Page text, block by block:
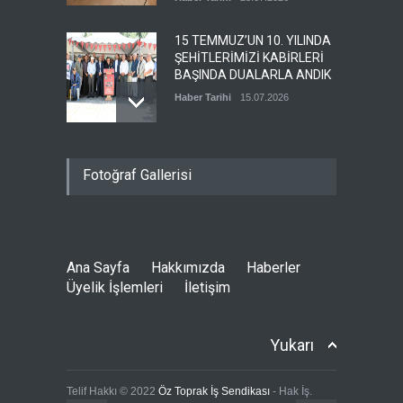
15 TEMMUZ’UN 10. YILINDA
ŞEHİTLERİMİZİ KABİRLERİ
BAŞINDA DUALARLA ANDIK
Haber Tarihi 15.07.2026
DEMOKRASİ VE MİLLÎ BİRLİK
GENEL DENETLEME
KURULUMUZ TOPLANDI
GENEL BAŞKANIMIZ METİN
Fotoğraf Gallerisi
Ana Sayfa Hakkımızda
Haberler
Üyelik İşlemleri
İletişim
Yukarı
Telif Hakkı © 2022 Öz Toprak İş Sendikası - Hak İş.